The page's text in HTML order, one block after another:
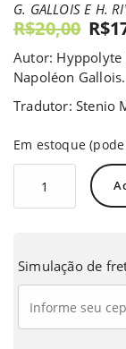
G. GALLOIS E H.
R$20,00 R$
Autor: Hyppolyte
Napoléon Gallois.
Tradutor: Stenio
Em estoque
Simulação de